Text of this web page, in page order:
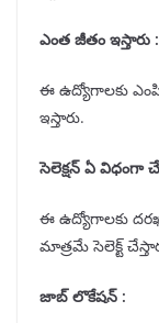
ఎంత జీతం ఇస్తారు :
ఈ ఉద్యోగాలకు
ఇస్తారు.
సెలెక్షన్ ఏ విధంగా
ఈ ఉద్యోగాలకు
మాత్రమే సెలెక్ట్
జాబ్ లొకేషన్ :